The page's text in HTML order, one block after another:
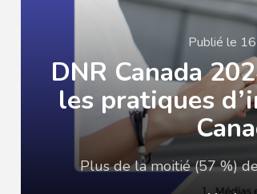
Publié le
DNR Canada
les pratiques
Plus de la moitié (57 %)